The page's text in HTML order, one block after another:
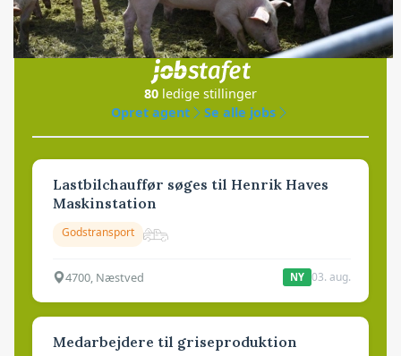
Jobs
i samarbejde med
80 ledige stillinger
Opret agent
Se alle jobs
Lastbilchauffør søges til Henrik Haves
Maskinstation
Godstransport
4700, Næstved NY 03. aug.
Medarbejdere til griseproduktion